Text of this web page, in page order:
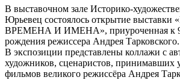
В выставочном зале Историко-
Юрьевец состоялось открытие
ВРЕМЕНА И ИМЕНА», приуроченная к
рождения режиссера Андрея Тарковского.
В экспозиции представлены коллажи с
художников, сценаристов, принимавших
фильмов великого режиссёра Андрея